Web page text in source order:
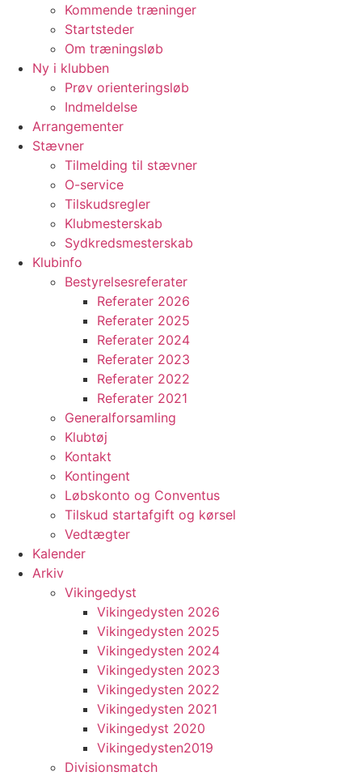
Kommende træninger
Startsteder
Om træningsløb
Ny i klubben
Prøv orienteringsløb
Indmeldelse
Arrangementer
Stævner
Tilmelding til stævner
O-service
Tilskudsregler
Klubmesterskab
Sydkredsmesterskab
Klubinfo
Bestyrelsesreferater
Referater 2026
Referater 2025
Referater 2024
Referater 2023
Referater 2022
Referater 2021
Generalforsamling
Klubtøj
Kontakt
Kontingent
Løbskonto og Conventus
Tilskud startafgift og kørsel
Vedtægter
Kalender
Arkiv
Vikingedyst
Vikingedysten 2026
Vikingedysten 2025
Vikingedysten 2024
Vikingedysten 2023
Vikingedysten 2022
Vikingedysten 2021
Vikingedyst 2020
Vikingedysten2019
Divisionsmatch